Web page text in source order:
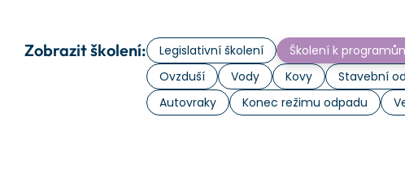
Zobrazit školení: Legislativní školení Školení k
Ovzduší
Vody Kovy Stavební
Autovraky
Konec režimu odpadu